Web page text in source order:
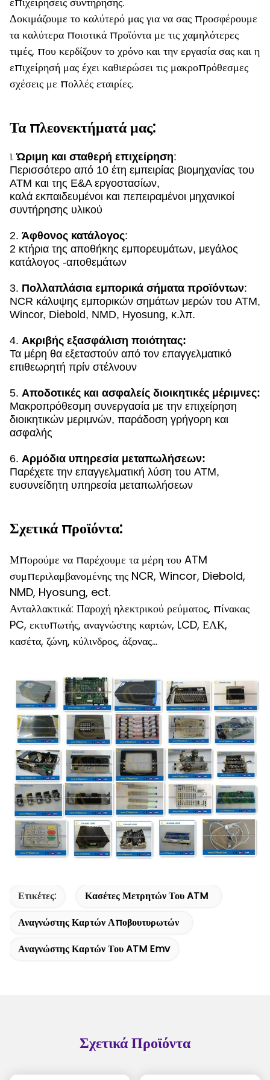
Δοκιμάζουμε το καλύτερό μας για να σας προσφέρουμε
τα καλύτερα ποιοτικά προϊόντα με τις χαμηλότερες
τιμές, που κερδίζουν το χρόνο και την εργασία σας και η
επιχείρησή μας έχει καθιερώσει τις μακροπρόθεσμες
σχέσεις με πολλές εταιρίες.
Τα πλεονεκτήματά μας:
1.Ώριμη και σταθερή επιχείρηση:
Περισσότερο από 10 έτη εμπειρίας βιομηχανίας του
ATM και της Ε&Α εργοστασίων,
καλά εκπαιδευμένοι και πεπειραμένοι μηχανικοί
συντήρησης υλικού
2. Άφθονος κατάλογος:
2 κτήρια της αποθήκης εμπορευμάτων, μεγάλος
κατάλογος -αποθεμάτων
3. Πολλαπλάσια εμπορικά σήματα προϊόντων:
NCR κάλυψης εμπορικών σημάτων μερών του ATM,
Wincor, Diebold, NMD, Hyosung, κ.λπ.
4. Ακριβής εξασφάλιση ποιότητας:
Τα μέρη θα εξεταστούν από τον επαγγελματικό
επιθεωρητή πρίν στέλνουν
5. Αποδοτικές και ασφαλείς διοικητικές μέριμνες:
Μακροπρόθεσμη συνεργασία με την επιχείρηση
διοικητικών μεριμνών, παράδοση γρήγορη και
ασφαλής
6. Αρμόδια υπηρεσία μεταπωλήσεων:
Παρέχετε την επαγγελματική λύση του ATM,
ευσυνείδητη υπηρεσία μεταπωλήσεων
Σχετικά προϊόντα:
Μπορούμε να παρέχουμε τα μέρη του ATM
συμπεριλαμβανομένης της NCR, Wincor, Diebold,
NMD, Hyosung, ect.
Ανταλλακτικά: Παροχή ηλεκτρικού ρεύματος, πίνακας
PC, εκτυπωτής, αναγνώστης καρτών, LCD, ΕΛΚ,
κασέτα, ζώνη, κύλινδρος, άξονας…
Ετικέτες:
Κασέτες Μετρητών Του ATM
Αναγνώστης Καρτών Αποβουτυρωτών
Αναγνώστης Καρτών Του ATM Emv
Σχετικά Προϊόντα